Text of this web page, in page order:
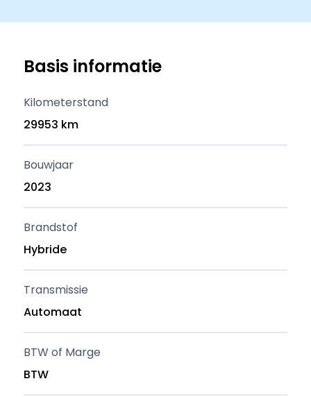
Basis informatie
Kilometerstand
29953 km
Bouwjaar
2023
Brandstof
Hybride
Transmissie
Automaat
BTW of Marge
BTW